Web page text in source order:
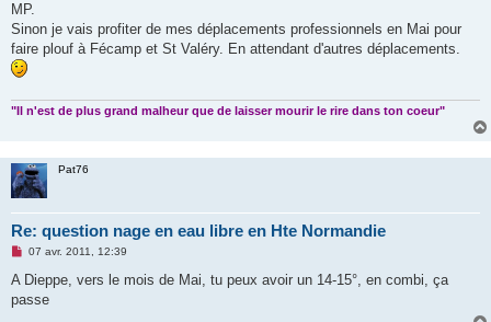
n
o
l
u
MP.
Sinon je vais profiter de mes déplacements professionnels en Mai pour
faire plouf à Fécamp et St Valéry. En attendant d'autres déplacements.
"Il n'est de plus grand malheur que de laisser mourir le rire dans ton coeur"
Pat76
Re: question nage en eau libre en Hte Normandie
M
s
a
07 avr. 2011, 12:39
A Dieppe, vers le mois de Mai, tu peux avoir un 14-15°, en combi, ça
passe